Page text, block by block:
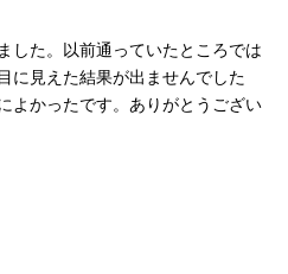
した。以前通っていたところでは
に見えた結果が出ませんでした
よかったです。ありがとうござい